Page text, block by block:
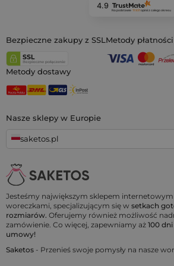
Jesteśmy największym sklepem
woreczkami, specjalizującym się w setkach
rozmiarów. Oferujemy również możliwość
zamówienie. Co więcej, zapewniamy aż 100
umowy!
Saketos - Przenieś swoje pomysły na nasze
Nasze sklepy w Europie
saketos.pl
4.9
Na podstawie 11 931 opiniiz całego okresu
Bezpieczne zakupy z SSL Metody płatności
Metody dostawy